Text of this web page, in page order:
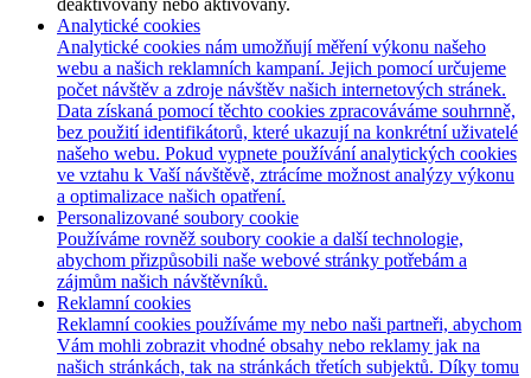
Analytické cookies
Analytické cookies nám umožňují měření výkonu našeho
webu a našich reklamních kampaní. Jejich pomocí určujeme
počet návštěv a zdroje návštěv našich internetových stránek.
Data získaná pomocí těchto cookies zpracováváme souhrnně,
bez použití identifikátorů, které ukazují na konkrétní uživatelé
našeho webu. Pokud vypnete používání analytických cookies
ve vztahu k Vaší návštěvě, ztrácíme možnost analýzy výkonu
a optimalizace našich opatření.
Personalizované soubory cookie
Používáme rovněž soubory cookie a další technologie,
abychom přizpůsobili naše webové stránky potřebám a
zájmům našich návštěvníků.
Reklamní cookies
Reklamní cookies používáme my nebo naši partneři, abychom
Vám mohli zobrazit vhodné obsahy nebo reklamy jak na
našich stránkách, tak na stránkách třetích subjektů. Díky tomu